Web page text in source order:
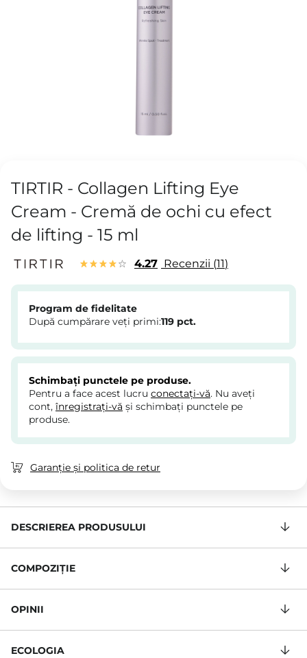
TIRTIR - Collagen Lifting Eye
Cream - Cremă de ochi cu efect
de lifting - 15 ml
4.27 Recenzii 11
Program de fidelitate
După cumpărare veți primi:119 pct.
Schimbați punctele pe produse.
Pentru a face acest lucru conectați-vă. Nu aveți
cont, înregistrați-vă și schimbați punctele pe
produse.
Garanție și politica de retur
DESCRIEREA PRODUSULUI
COMPOZIŢIE
OPINII
ECOLOGIA